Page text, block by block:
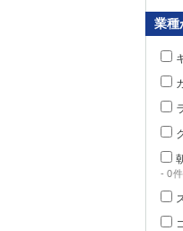
業種
- 0件